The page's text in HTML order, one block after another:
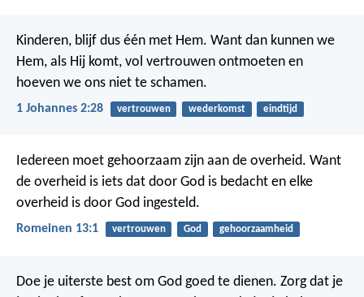
Kinderen, blijf dus één met Hem. Want dan kunnen we
Hem, als Hij komt, vol vertrouwen ontmoeten en
hoeven we ons niet te schamen.
1 Johannes 2:28 vertrouwen wederkomst eindtijd
Iedereen moet gehoorzaam zijn aan de overheid. Want
de overheid is iets dat door God is bedacht en elke
overheid is door God ingesteld.
Romeinen 13:1 vertrouwen God gehoorzaamheid
Doe je uiterste best om God goed te dienen. Zorg dat je